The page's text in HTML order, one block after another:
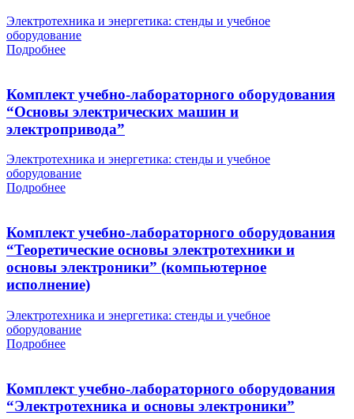
Электротехника и энергетика: стенды и учебное
оборудование
Подробнее
Комплект учебно-лабораторного оборудования
“Основы электрических машин и
электропривода”
Электротехника и энергетика: стенды и учебное
оборудование
Подробнее
Комплект учебно-лабораторного оборудования
“Теоретические основы электротехники и
основы электроники” (компьютерное
исполнение)
Электротехника и энергетика: стенды и учебное
оборудование
Подробнее
Комплект учебно-лабораторного оборудования
“Электротехника и основы электроники”